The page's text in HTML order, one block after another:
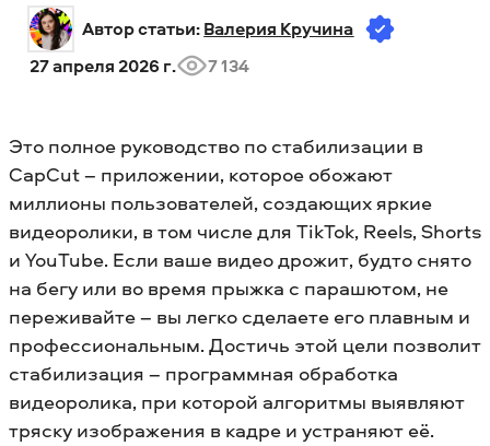
Автор статьи: Валерия Кручина
27 апреля 2026 г.
7 134
Это полное руководство по стабилизации в
CapCut – приложении, которое обожают
миллионы пользователей, создающих яркие
видеоролики, в том числе для TikTok, Reels, Shorts
и YouTube. Если ваше видео дрожит, будто снято
на бегу или во время прыжка с парашютом, не
переживайте – вы легко сделаете его плавным и
профессиональным. Достичь этой цели позволит
стабилизация – программная обработка
видеоролика, при которой алгоритмы выявляют
тряску изображения в кадре и устраняют её.